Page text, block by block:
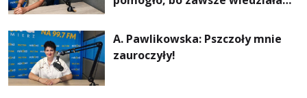
najważniejsza
A. Pawlikowska: Pszczoły mnie
zauroczyły!